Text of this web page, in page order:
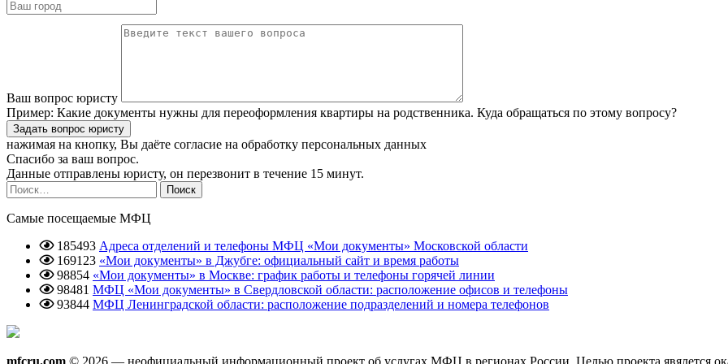
Ваш вопрос юристу
Пример: Какие документы нужны для переоформления квартиры на родственника. Куда обращаться по этому вопросу?
нажимая на кнопку, Вы даёте согласие на обработку персональных данных
Спасибо за ваш вопрос.
Данные отправлены юристу, он перезвонит в течение 15 минут.
Найти:
Самые посещаемые МФЦ
185493 Адреса отделений и телефоны МФЦ «Мои документы» Московской области
169123 «Мои документы» в Джубге: официальный сайт и время работы
98854 «Мои документы» в Москве: график работы и телефоны горячей линии
98481 МФЦ «Мои документы» в Свердловской области: расположение офисов и телефоны
93844 МФЦ Ленинградской области: расположение подразделений и номера телефонов